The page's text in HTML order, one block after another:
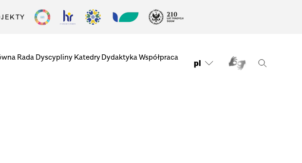
Rada Dyscypliny KatedryDydaktyka Współpraca
pl